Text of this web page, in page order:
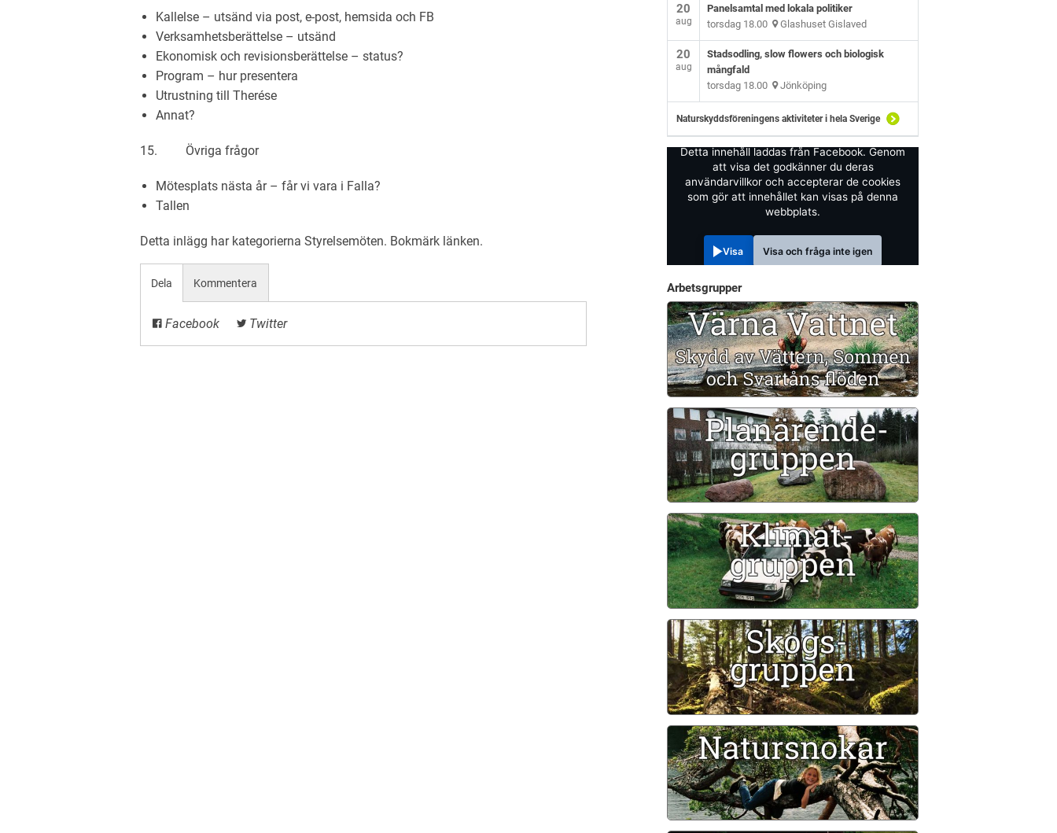
Kallelse – utsänd via post, e-post, hemsida och FB
Verksamhetsberättelse – utsänd
Ekonomisk och revisionsberättelse – status?
Program – hur presentera
Utrustning till Therése
Annat?
15. Övriga frågor
Mötesplats nästa år – får vi vara i Falla?
Tallen
Detta inlägg har kategorierna Styrelsemöten. Bokmärk länken.
Dela
Facebook Twitter
Kommentera
20
aug
Panelsamtal med lokala politiker
torsdag 18.00 Glashuset Gislaved
20
aug
Stadsodling, slow flowers och biologisk
mångfald
torsdag 18.00 Jönköping
Naturskyddsföreningens aktiviteter i hela Sverige
Detta innehåll laddas från Facebook. Genom
att visa det godkänner du deras
användarvillkor och accepterar de cookies
som gör att innehållet kan visas på denna
webbplats.
Visa Visa och fråga inte igen
Arbetsgrupper